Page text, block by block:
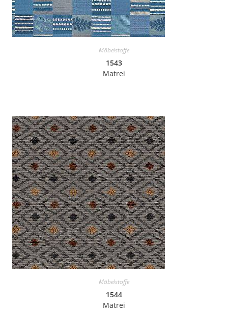
Möbelstoffe
1543
Matrei
Möbelstoffe
1544
Matrei